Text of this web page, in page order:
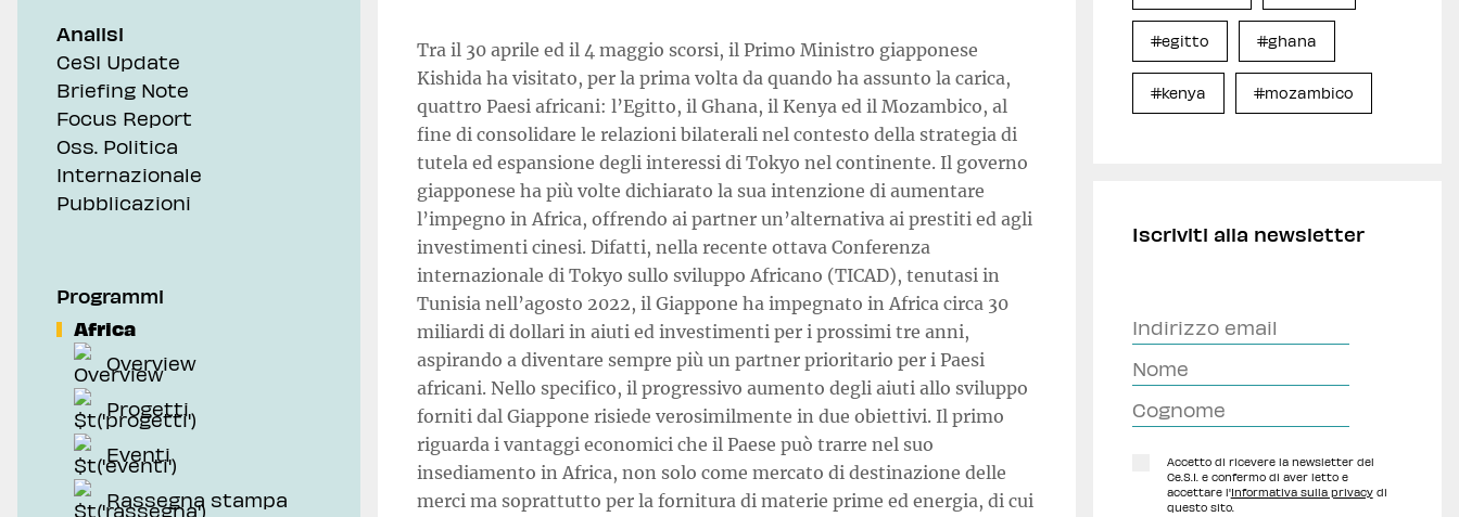
Analisi
CeSI Update
Briefing Note
Focus Report
Oss. Politica
Internazionale
Pubblicazioni
Programmi
Africa
Overview
Progetti
Eventi
Rassegna stampa
Tra il 30 aprile ed il 4 maggio scorsi, il Primo Ministro giapponese
Kishida ha visitato, per la prima volta da quando ha assunto la carica,
quattro Paesi africani: l’Egitto, il Ghana, il Kenya ed il Mozambico, al
fine di consolidare le relazioni bilaterali nel contesto della strategia di
tutela ed espansione degli interessi di Tokyo nel continente. Il governo
giapponese ha più volte dichiarato la sua intenzione di aumentare
l’impegno in Africa, offrendo ai partner un’alternativa ai prestiti ed agli
investimenti cinesi. Difatti, nella recente ottava Conferenza
internazionale di Tokyo sullo sviluppo Africano (TICAD), tenutasi in
Tunisia nell’agosto 2022, il Giappone ha impegnato in Africa circa 30
miliardi di dollari in aiuti ed investimenti per i prossimi tre anni,
aspirando a diventare sempre più un partner prioritario per i Paesi
africani. Nello specifico, il progressivo aumento degli aiuti allo sviluppo
forniti dal Giappone risiede verosimilmente in due obiettivi. Il primo
riguarda i vantaggi economici che il Paese può trarre nel suo
insediamento in Africa, non solo come mercato di destinazione delle
merci ma soprattutto per la fornitura di materie prime ed energia, di cui
#egitto #ghana
#kenya #mozambico
Iscriviti alla newsletter
Accetto di ricevere la newsletter del
Ce.S.I. e confermo di aver letto e
accettare l'Informativa sulla privacydi
questo sito.